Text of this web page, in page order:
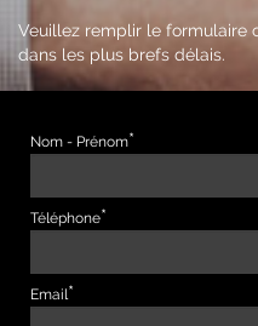
Veuillez remplir le formulaire
dans les plus brefs délais.
Nom - Prénom
Téléphone
Email